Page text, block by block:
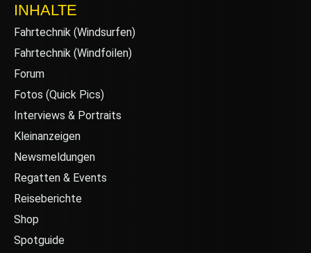
INHALTE
Fahrtechnik (Windsurfen)
Fahrtechnik (Windfoilen)
Forum
Fotos (Quick Pics)
Interviews & Portraits
Kleinanzeigen
Newsmeldungen
Regatten & Events
Reiseberichte
Shop
Spotguide